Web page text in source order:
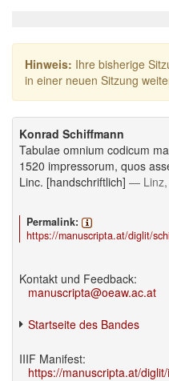
Hinweis: Ihre bisherige
in einer neuen Sitzung
Konrad Schiffmann
Tabulae omnium codicum
1520 impressorum, quos
Linc. [handschriftlich] — Linz,
Permalink:
https://manuscripta.at/diglit/
Kontakt und Feedback:
manuscripta@oeaw.ac.at
Startseite des Bandes
IIIF Manifest:
https://manuscripta.at/